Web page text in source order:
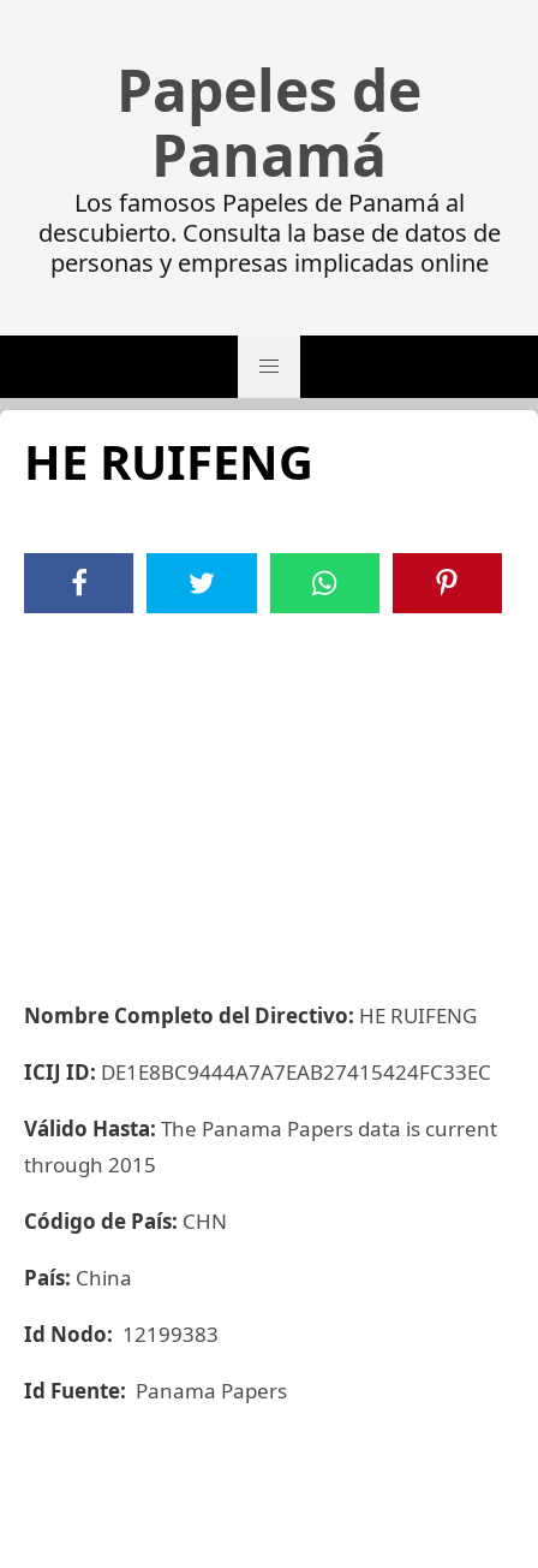
Papeles de
Panamá
Los famosos Papeles de Panamá al
descubierto. Consulta la base de datos de
personas y empresas implicadas online
HE RUIFENG
Nombre Completo del Directivo: HE RUIFENG
ICIJ ID: DE1E8BC9444A7A7EAB27415424FC33EC
Válido Hasta: The Panama Papers data is current
through 2015
Código de País: CHN
País: China
Id Nodo: 12199383
Id Fuente: Panama Papers